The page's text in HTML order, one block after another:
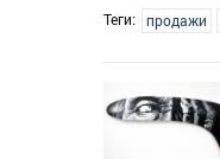
Теги:
продажи